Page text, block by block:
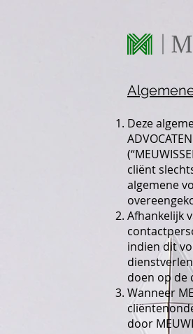
Deze
cliënt
algemene
Afhankelijk
indien dit
doen op de
Wanneer
door